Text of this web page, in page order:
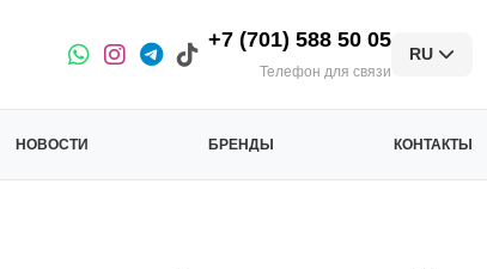
+7 (701) 588 50 05
Телефон для связи
RU
НОВОСТИ БРЕНДЫ КОНТАКТЫ